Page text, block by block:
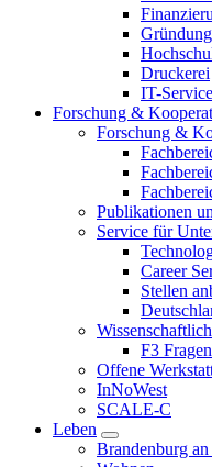
Gründung
Druckerei
IT-
Forschung &
Forschung &
Publikationen
Service für
Career
Stellen
F3
Offene
InNoWest
SCALE-C
Leben
Brandenburg